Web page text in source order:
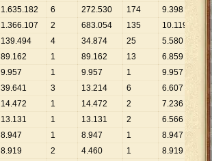
1.635.182 6 272.530 174 9.398
1.366.107 2 683.054 135 10.119
139.494 4 34.874 25 5.580
89.162 1 89.162 13 6.859
9.957 1 9.957 1 9.957
39.641 3 13.214 6 6.607
14.472 1 14.472 2 7.236
13.131 1 13.131 2 6.566
8.947 1 8.947 1 8.947
8.919 2 4.460 1 8.919